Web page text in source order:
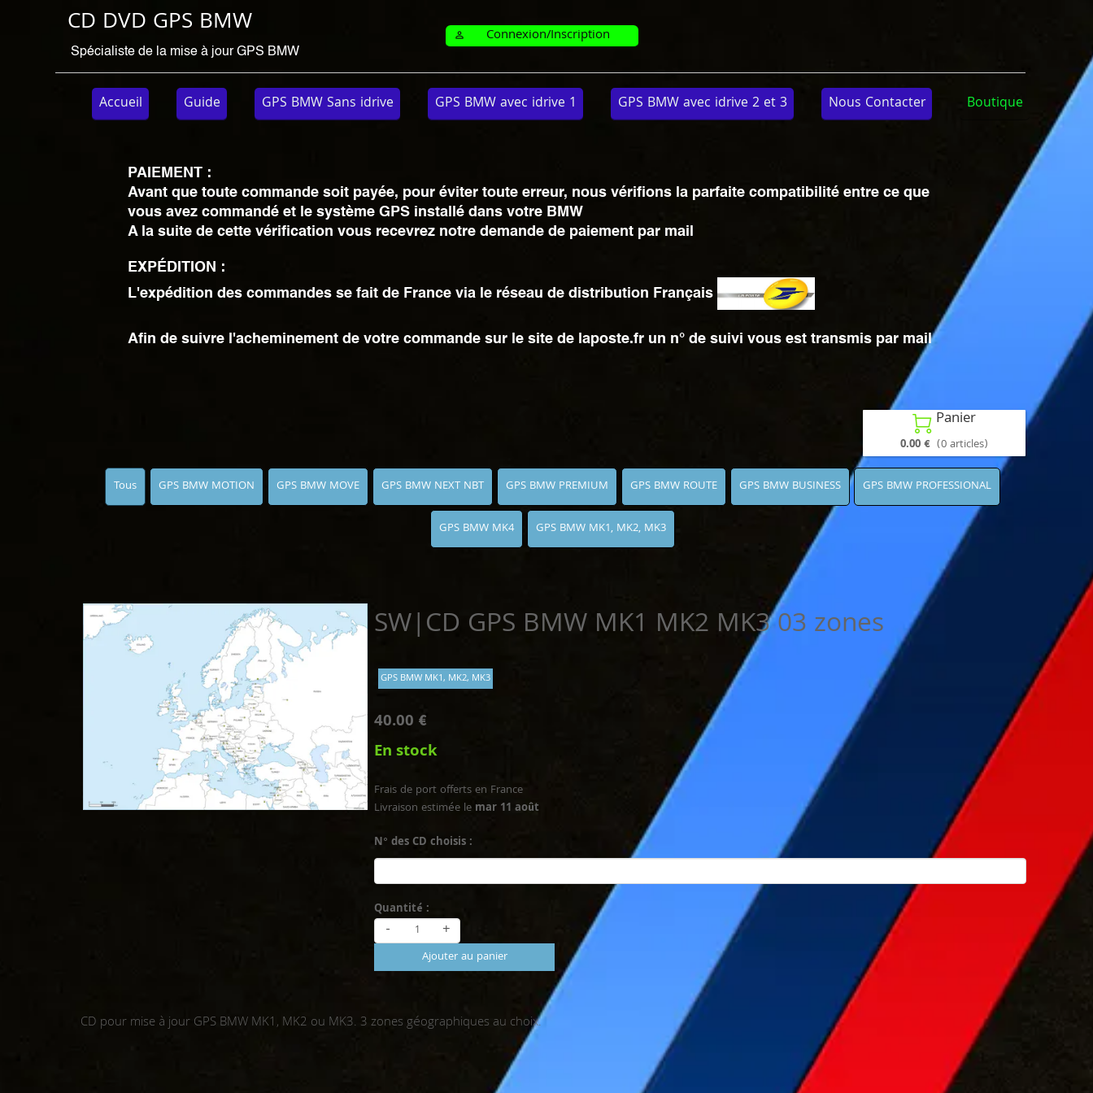
CD DVD GPS BMW
Spécialiste de la mise à jour GPS BMW
Accueil Guide GPS BMW Sans idrive GPS BMW avec idrive 1 GPS BMW avec idrive 2 et 3 Nous Contacter Boutique
perm_identity Connexion/Inscription
PAIEMENT :
Avant que toute commande soit payée, pour éviter toute erreur, nous vérifions la parfaite compatibilité entre ce que
vous avez commandé et le système GPS installé dans votre BMW
A la suite de cette vérification vous recevrez notre demande de paiement par mail
EXPÉDITION :
L'expédition des commandes se fait de France via le réseau de distribution Français
Afin de suivre l'acheminement de votre commande sur le site de laposte.fr un n° de suivi vous est transmis par mail
 Panier
0.00 € (0 articles)
Tous GPS BMW MOTION GPS BMW MOVE GPS BMW NEXT NBT GPS BMW PREMIUM GPS BMW ROUTE GPS BMW BUSINESS GPS BMW PROFESSIONAL
GPS BMW MK4 GPS BMW MK1, MK2, MK3
SW|CD GPS BMW MK1 MK2 MK3 03 zones
GPS BMW MK1, MK2, MK3
40.00 €
En stock
Frais de port offerts en France
Livraison estimée le mar 11 août
N° des CD choisis :
Quantité :
- +
Ajouter au panier
CD pour mise à jour GPS BMW MK1, MK2 ou MK3. 3 zones géographiques au choix.